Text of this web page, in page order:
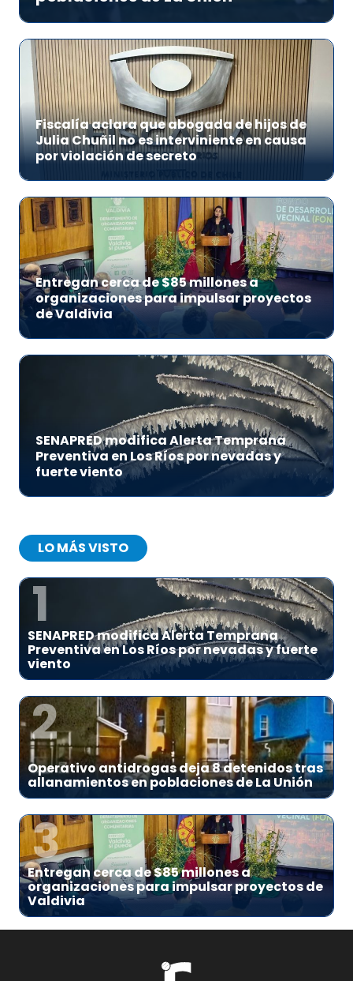
Fiscalía aclara que abogada de hijos de
Julia Chuñil no es interviniente en causa
por violación de secreto
Entregan cerca de $85 millones a
organizaciones para impulsar proyectos
de Valdivia
SENAPRED modifica Alerta Temprana
Preventiva en Los Ríos por nevadas y
fuerte viento
LO MÁS VISTO
1
SENAPRED modifica Alerta Temprana
Preventiva en Los Ríos por nevadas y fuerte
viento
2
Operativo antidrogas deja 8 detenidos tras
allanamientos en poblaciones de La Unión
3
Entregan cerca de $85 millones a
organizaciones para impulsar proyectos de
Valdivia